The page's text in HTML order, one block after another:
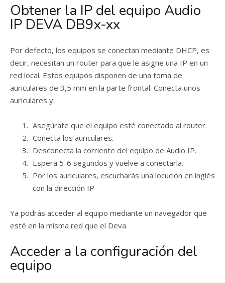
Obtener la IP del equipo Audio
IP DEVA DB9x-xx
Por defecto, los equipos se conectan mediante DHCP, es
decir, necesitan un router para que le asigne una IP en un
red local. Estos equipos disponen de una toma de
auriculares de 3,5 mm en la parte frontal. Conecta unos
auriculares y:
Asegúrate que el equipo esté conectado al router.
Conecta los auriculares.
Desconecta la corriente del equipo de Audio IP.
Espera 5-6 segundos y vuelve a conectarla.
Por los auriculares, escucharás una locución en inglés
con la dirección IP
Ya podrás acceder al equipo mediante un navegador que
esté en la misma red que el Deva.
Acceder a la configuración del
equipo